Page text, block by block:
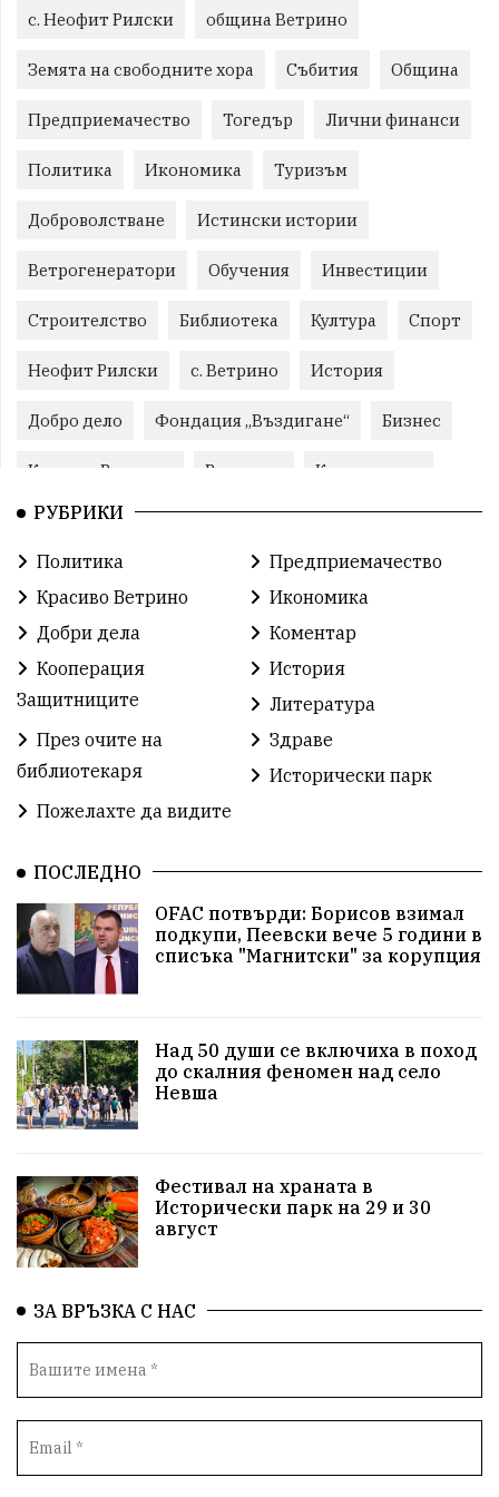
с. Неофит Рилски община Ветрино
Земята на свободните хора Събития Община
Предприемачество Тогедър Лични финанси
Политика Икономика Туризъм
Доброволстване Истински истории
Ветрогенератори Обучения Инвестиции
Строителство Библиотека Култура Спорт
Неофит Рилски с. Ветрино История
Добро дело Фондация „Въздигане“ Бизнес
Красиво Ветрино Развитие Криминално
Фондация Въздигане
Автосъбитие Празници Розариумът
Партия "Величие" Здраве
СУ „Христо Ботев“ – Ветрино Вълчи дол
Предстоящи Доброволчески дейности
Забавления Второ българско царство
Храна от село Лична инициатива
Здравословно Изкуство Заедно за България
Актуално Образователно
Красиво Ветрино защитниците
Детски лагер
Историческа живопис
Народно читалище Изобразително изкуство
български художници
Семейство Новости
Възстановки
благотворителност Красиво Ветрино медии
Родолюбие обучение Доброплодно
РУБРИКИ
Политика
Предприемачество
Красиво Ветрино
Икономика
Добри дела
Коментар
Кооперация
Защитниците
История
Литература
През очите на
библиотекаря
Здраве
Исторически парк
Пожелахте да видите
ПОСЛЕДНО
OFAC потвърди: Борисов взимал
подкупи, Пеевски вече 5 години в
списъка "Магнитски" за корупция
Над 50 души се включиха в поход
до скалния феномен над село
Невша
Фестивал на храната в
Исторически парк на 29 и 30
август
ЗА ВРЪЗКА С НАС